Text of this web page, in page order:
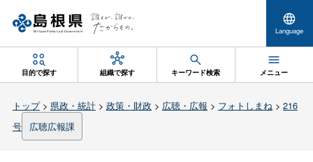
Language
目的で探す 組織で探す キーワード検索 メニュー
トップ> 県政・統計> 政策・財政 > 広聴・広報 > フォトしまね> 216
号
広聴広報課